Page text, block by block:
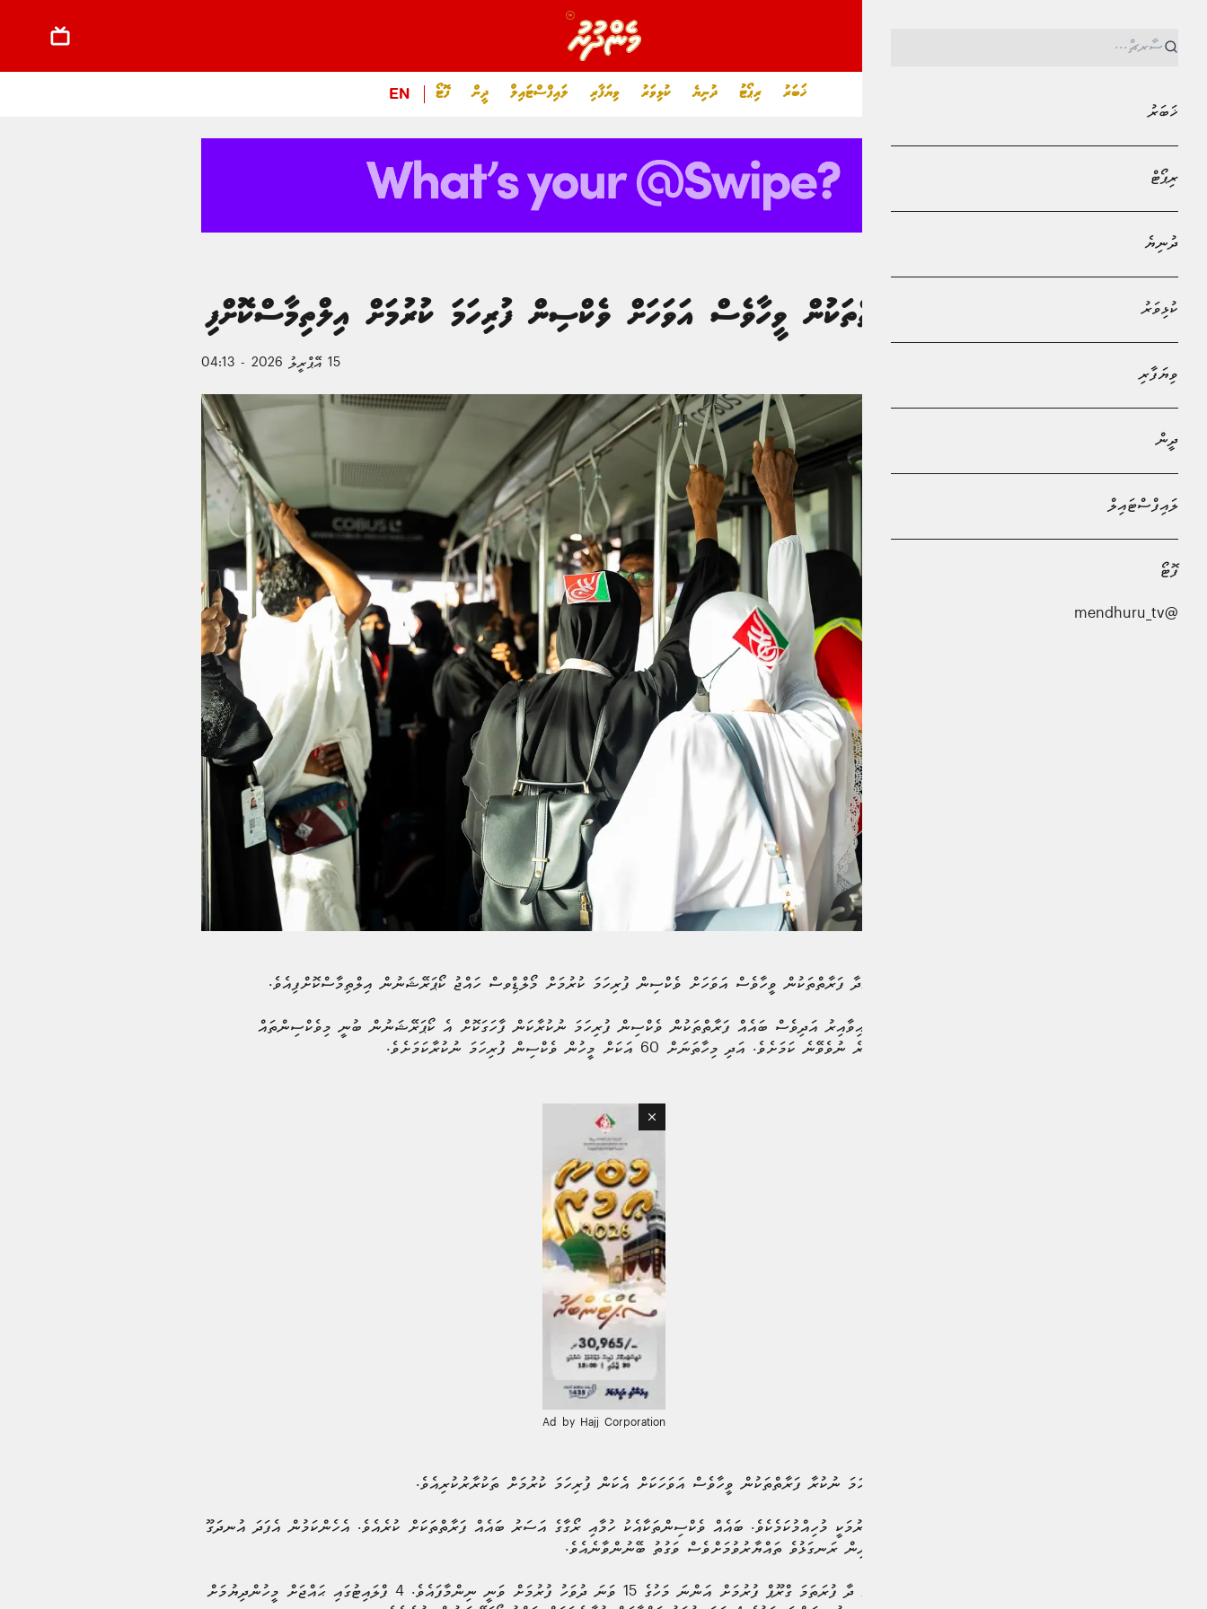
ޚަބަރު ރިޕޯޓު ދުނިޔެ ކުޅިވަރު ވިޔަފާރި ލައިފްސްޓައިލް ދީން ފޮޓޯ EN
ޚަބަރު
ރިޕޯޓް
ދުނިޔެ
ކުޅިވަރު
ވިޔަފާރި
ދީން
ލައިފްސްޓައިލް
ފޮޓޯ
@mendhuru_tv
ހައްޖަށްދާ ފަރާތްތަކުން ވީހާވެސް އަވަހަށް ވެކްސިން ފުރިހަމަ ކުރުމަށް އިލްތިމާސްކޮށްފި
15 އޭޕްރީލު 2026 - 04:13
މިއަހަރު ރާއްޖެއިން ހައްޖަށްދާ ފަރާތްތަކުން ވީހާވެސް އަވަހަށް ވެކްސިން ފުރިހަމަ ކުރުމަށް މޯލްޑިްވސް ހައްޖު ކޯޕަރޭޝަނުން އިލްތިމާސްކޮށްފިއެވެ.
ވެކްސިން ޖެހުމަށް ހުޅުވާލާފައިވާއިރު އަދިވެސް ބައެއް ފަރާތްތަކުން ވެކްސިން ފުރިހަމަ ނުކުރާކަން ފާހަގަކޮށް އެ ކޯޕަރޭޝަނުން ބުނީ މިވެކްސިންތައް
ނުޖަހާނަމަ ސަޢުދީއަށް އެތެރެ ނުވެވޭނެ ކަމަށެވެ. އަދި މިހާތަނަށް 60 އަކަށް މީހުން ވެކްސިން ފުރިހަމަ ނުކުރާކަމަށެވެ.
Ad by Hajj Corporation
އެހެންކަމުން ވެކްސިން ފުރިހަމަ ނުކުރާ ފަރާތްތަކުން ވީހާވެސް އަވަހަކަށް އެކަން ފުރިހަމަ ކުރުމަށް ތަކުރާރުކުރިއެވެ.
ވެކްސިން ދުރާލާ ފުރިހަމަ ކުރުމަކީ މުހިއްމުކަމެކެވެ. ބައެއް ވެކްސިންތަކާއެކު ހުމާއި ރޯގާގެ އަސަރު ބައެއް ފަރާތްތަކަށް ކުރެއެވެ. އެހެންކަމުން އެފަދަ އުނދަގޫ
ތަކުން ޙައްޖަށް ފުރުމުގެ ކުރިން ރަނގަޅުވެ ތައްޔާރުވުމަށްވެސް ވަގުތު ބޭނުންވާނެއެވެ.
ރާއްޖެއިން މިއަހަރު ޙައްޖަށް ދާ ފުރަތަމަ ގްރޫޕް ފުރުމަށް އަންނަ މަހުގެ 15 ވަނަ ދުވަހު ފުރުމަށް ވަނީ ނިންމާފައެވެ. 4 ފްލައިޓުގައި ޙައްޖަށް މީހުންދިޔުމަށް